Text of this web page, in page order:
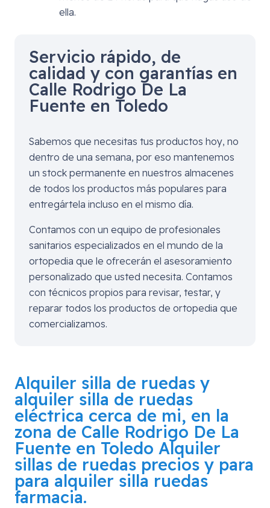
ella.
Servicio rápido, de
calidad y con garantías en
Calle Rodrigo De La
Fuente en Toledo
Sabemos que necesitas tus productos hoy, no
dentro de una semana, por eso mantenemos
un stock permanente en nuestros almacenes
de todos los productos más populares para
entregártela incluso en el mismo día.
Contamos con un equipo de profesionales
sanitarios especializados en el mundo de la
ortopedia que le ofrecerán el asesoramiento
personalizado que usted necesita. Contamos
con técnicos propios para revisar, testar, y
reparar todos los productos de ortopedia que
comercializamos.
Alquiler silla de ruedas y
alquiler silla de ruedas
eléctrica cerca de mi, en la
zona de Calle Rodrigo De La
Fuente en Toledo Alquiler
sillas de ruedas precios y para
para alquiler silla ruedas
farmacia.